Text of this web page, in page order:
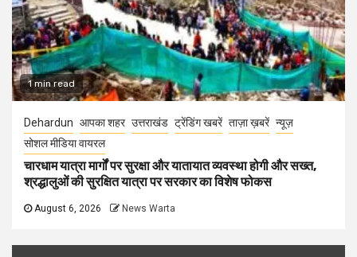
1 min read
Dehardun आपका शहर उत्तराखंड ट्रेंडिंग खबरें ताज़ा ख़बरें न्यूज़
सोशल मीडिया वायरल
चारधाम यात्रा मार्गों पर सुरक्षा और यातायात व्यवस्था होगी और सख्त,
श्रद्धालुओं की सुरक्षित यात्रा पर सरकार का विशेष फोकस
August 6, 2026 News Warta